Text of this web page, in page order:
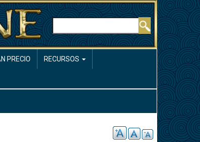
Buscar
PRECIO RECURSOS